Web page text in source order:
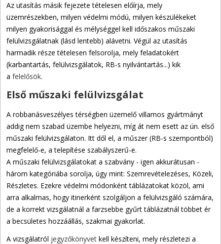
Az utasítás másik fejezete tételesen előírja, mely
üzemrészekben, milyen védelmi módú, milyen készülékeket
milyen gyakorisággal és mélységgel kell időszakos műszaki
felülvizsgálatnak (lásd lentebb) alávetni. Végül az utasítás
harmadik része tételesen felsorolja, mely feladatokért
(karbantartás, felülvizsgálatok, RB-s nyilvántartás...) kik
a felelősök.
Első műszaki felülvizsgálat
A robbanásveszélyes térségben üzemelő villamos gyártmányt
addig nem szabad üzembe helyezni, míg át nem esett az ún. első
műszaki felülvizsgálaton. Itt dől el, a műszer (RB-s szempontból)
megfelelő-e, a telepítése szabályszerű-e.
A műszaki felülvizsgálatokat a szabvány - igen akkurátusan -
három kategóriába sorolja, úgy mint: Szemrevételezéses, Közeli,
Részletes. Ezekre védelmi módonként táblázatokat közöl, ami
arra alkalmas, hogy itinerként szolgáljon a felülvizsgáló számára,
de a korrekt vizsgálatnál a farzsebbe gyűrt táblázatnál többet ér
a becsületes hozzáállás, szakmai gyakorlat.
A vizsgálatról jegyzőkönyvet kell készíteni, mely részletezi a